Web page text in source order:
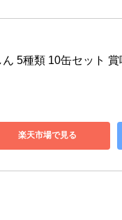
5種類 10缶セット
楽天市場で見る